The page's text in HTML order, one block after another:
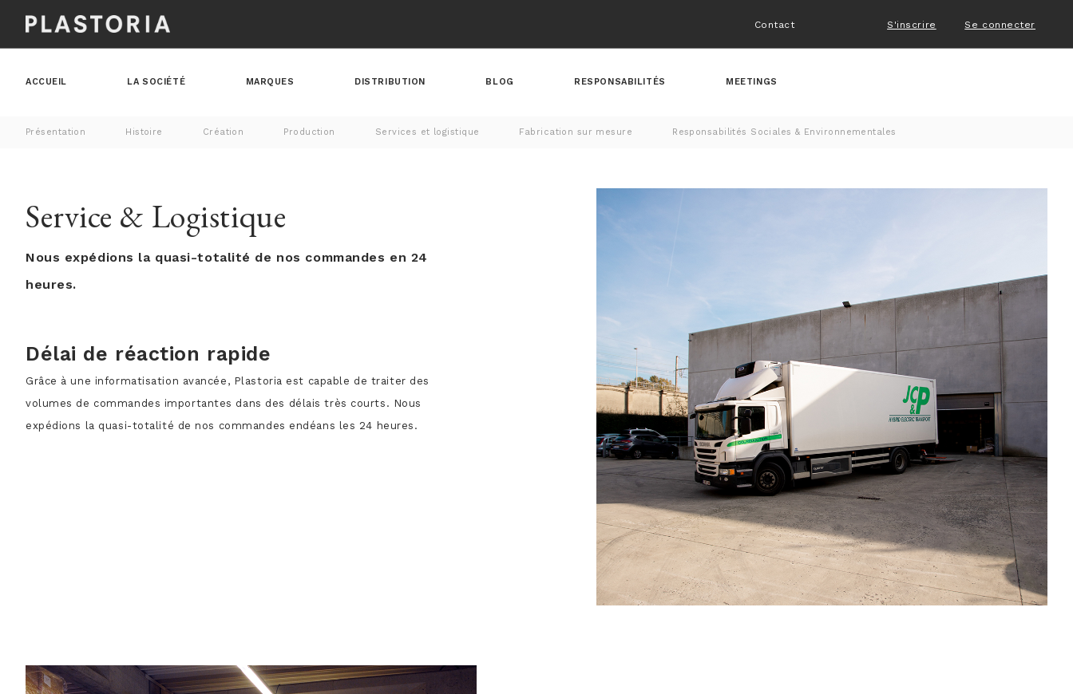
Contact S'inscrire Se connecter
ACCUEIL LA SOCIÉTÉ MARQUES DISTRIBUTION BLOG RESPONSABILITÉS MEETINGS
Présentation Histoire Création Production Services et logistique Fabrication sur mesure Responsabilités Sociales & Environnementales
Service & Logistique
Nous expédions la quasi-totalité de nos commandes en 24
heures.
Délai de réaction rapide
Grâce à une informatisation avancée, Plastoria est capable de traiter des
volumes de commandes importantes dans des délais très courts. Nous
expédions la quasi-totalité de nos commandes endéans les 24 heures.